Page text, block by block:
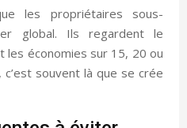
les propriétaires sous-
global. Ils regardent le
les économies sur 15, 20 ou
souvent là que se crée